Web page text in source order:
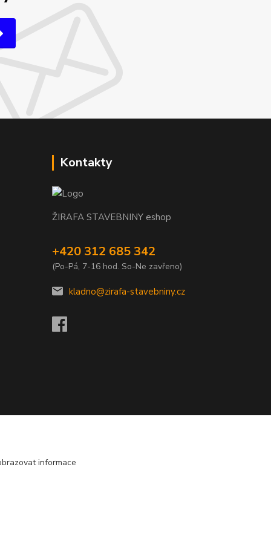
Kontakty
ŽIRAFA STAVEBNINY eshop
+420 312 685 342
(Po-Pá, 7-16 hod. So-Ne zavřeno)
kladno@zirafa-stavebniny.cz
informace